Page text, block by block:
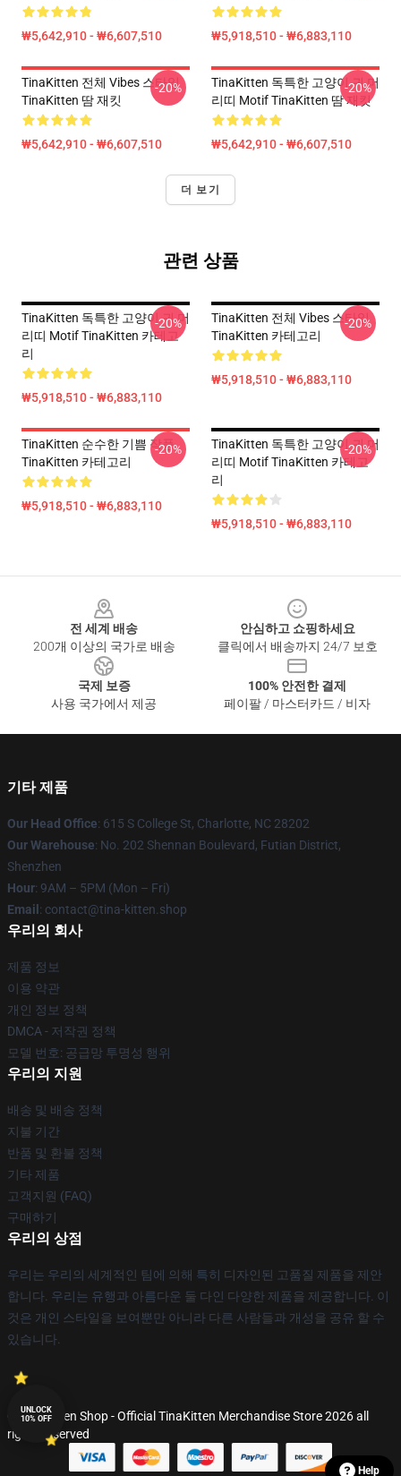
₩5,642,910 - ₩6,607,510 ₩5,918,510 - ₩6,883,110
TinaKitten 전체 Vibes 스타일
TinaKitten 땀 재킷
₩5,642,910 - ₩6,607,510
-20%
TinaKitten 독특한 고양이 귀 머
리띠 Motif TinaKitten 땀 재킷
₩5,642,910 - ₩6,607,510
-20%
더 보기
관련 상품
TinaKitten 독특한 고양이 귀 머
리띠 Motif TinaKitten 카테고
리
₩5,918,510 - ₩6,883,110
-20%
TinaKitten 전체 Vibes 스타일
TinaKitten 카테고리
₩5,918,510 - ₩6,883,110
-20%
TinaKitten 순수한 기쁨 작풍
TinaKitten 카테고리
₩5,918,510 - ₩6,883,110
-20%
TinaKitten 독특한 고양이 귀 머
리띠 Motif TinaKitten 카테고
리
₩5,918,510 - ₩6,883,110
-20%
전 세계 배송
200개 이상의 국가로 배송
안심하고 쇼핑하세요
클릭에서 배송까지 24/7 보호
국제 보증
사용 국가에서 제공
100% 안전한 결제
페이팔 / 마스터카드 / 비자
기타 제품
Our Head Office: 615 S College St, Charlotte, NC 28202
Our Warehouse: No. 202 Shennan Boulevard, Futian District,
Shenzhen
Hour: 9AM – 5PM (Mon – Fri)
Email : contact@tina-kitten.shop
우리의 회사
제품 정보
이용 약관
개인 정보 정책
DMCA - 저작권 정책
모델 번호: 공급망 투명성 행위
우리의 지원
배송 및 배송 정책
지불 기간
반품 및 환불 정책
기타 제품
고객지원 (FAQ)
구매하기
우리의 상점
우리는 우리의 세계적인 팀에 의해 특히 디자인된 고품질 제품을 제안
합니다. 우리는 유행과 아름다운 둘 다인 다양한 제품을 제공합니다. 이
것은 개인 스타일을 보여뿐만 아니라 다른 사람들과 개성을 공유 할 수
있습니다.
© TinaKitten Shop - Official TinaKitten Merchandise Store 2026 all
rights reserved
Help
UNLOCK
10% OFF